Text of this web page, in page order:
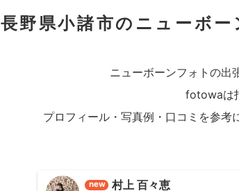
長野県小諸市のニューボ
ニューボーンフォトの出
fotowaは
プロフィール・写真例・口コミを参考
new 村上 百々恵